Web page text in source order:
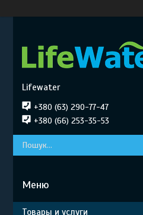
Lifewater
+380 (63) 290-77-47
+380 (66) 253-35-53
Товары и услуги